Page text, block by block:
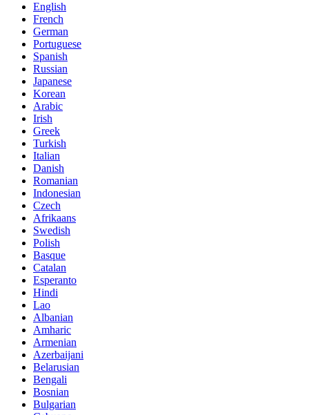
English
French
German
Portuguese
Spanish
Russian
Japanese
Korean
Arabic
Irish
Greek
Turkish
Italian
Danish
Romanian
Indonesian
Czech
Afrikaans
Swedish
Polish
Basque
Catalan
Esperanto
Hindi
Lao
Albanian
Amharic
Armenian
Azerbaijani
Belarusian
Bengali
Bosnian
Bulgarian